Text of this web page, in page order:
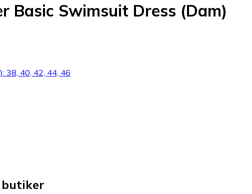
Basic Swimsuit Dress (Dam)
38, 40, 42, 44, 46
butiker